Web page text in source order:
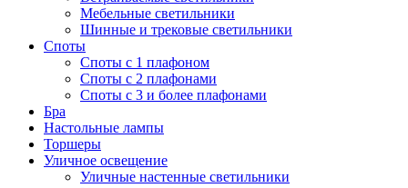
Мебельные светильники
Шинные и трековые светильники
Споты
Споты с 1 плафоном
Споты с 2 плафонами
Споты с 3 и более плафонами
Бра
Настольные лампы
Торшеры
Уличное освещение
Уличные настенные светильники